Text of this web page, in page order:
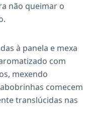
não queimar o
à panela e mexa
com
mexendo
comecem
translúcidas nas